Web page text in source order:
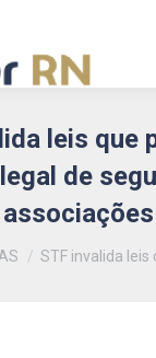
leis que
de
associações
STF invalida leis